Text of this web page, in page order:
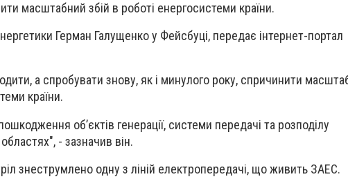
масштабний збій в роботі енергосистеми країни.
Герман Галущенко у Фейсбуці, передає інтернет-портал
а спробувати знову, як і минулого року, спричинити
країни.
об’єктів генерації, системи передачі та розподілу
- зазначив він.
знеструмлено одну з ліній електропередачі, що живить ЗАЕС.